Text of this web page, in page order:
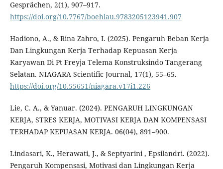
Gesprächen, 2(1), 907–917.
https://doi.org/10.7767/boehlau.9783205123941.907
Hadiono, A., & Rina Zahro, I. (2025). Pengaruh Beban Kerja
Dan Lingkungan Kerja Terhadap Kepuasan Kerja
Karyawan Di Pt Freyja Telema Konstruksindo Tangerang
Selatan. NIAGARA Scientific Journal, 17(1), 55–65.
https://doi.org/10.55651/niagara.v17i1.226
Lie, C. A., & Yanuar. (2024). PENGARUH LINGKUNGAN
KERJA, STRES KERJA, MOTIVASI KERJA DAN KOMPENSASI
TERHADAP KEPUASAN KERJA. 06(04), 891–900.
Lindasari, K., Herawati, J., & Septyarini , Epsilandri. (2022).
Pengaruh Kompensasi, Motivasi dan Lingkungan Kerja